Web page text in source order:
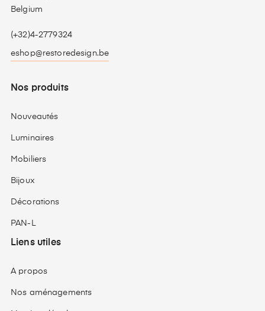
Belgium
(+32)4-2779324
eshop@restoredesign.be
Nos produits
Nouveautés
Luminaires
Mobiliers
Bijoux
Décorations
PAN-L
Liens utiles
A propos
Nos aménagements